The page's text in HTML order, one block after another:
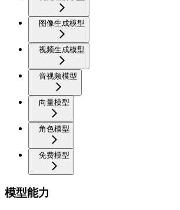
图像生成模型
视频生成模型
音视频模型
向量模型
角色模型
免费模型
模型能力